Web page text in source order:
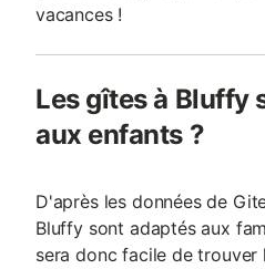
vacances !
Les gîtes à Bluffy
aux enfants ?
D'après les données de
Bluffy sont adaptés aux
sera donc facile de